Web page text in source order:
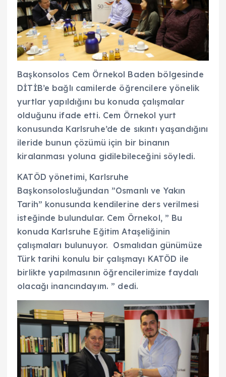
Başkonsolos Cem Örnekol Baden bölgesinde
DİTİB’e bağlı camilerde öğrencilere yönelik
yurtlar yapıldığını bu konuda çalışmalar
olduğunu ifade etti. Cem Örnekol yurt
konusunda Karlsruhe’de de sıkıntı yaşandığını
ileride bunun çözümü için bir binanın
kiralanması yoluna gidilebileceğini söyledi.
KATÖD yönetimi, Karlsruhe
Başkonsolosluğundan ”Osmanlı ve Yakın
Tarih” konusunda kendilerine ders verilmesi
isteğinde bulundular. Cem Örnekol, ” Bu
konuda Karlsruhe Eğitim Ataşeliğinin
çalışmaları bulunuyor. Osmalıdan günümüze
Türk tarihi konulu bir çalışmayı KATÖD ile
birlikte yapılmasının öğrencilerimize faydalı
olacağı inancındayım. ” dedi.